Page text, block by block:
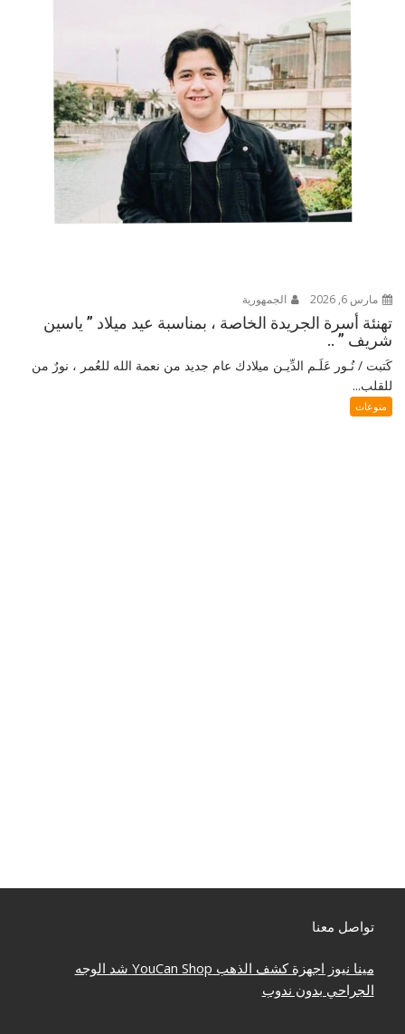
مارس 6, 2026 الجمهورية
تهنئة أسرة الجريدة الخاصة ، بمناسبة عيد ميلاد ” ياسين
شريف ” ..
كَتبت / نُـور عَلَـم الدِّيـن ميلادك عام جديد من نعمة الله للعُمر ، نورٌ من
للقلب...
منوعات
تواصل معنا
مينا نيوز اجهزة كشف الذهب YouCan Shop شد الوجه
الجراحي بدون ندوب